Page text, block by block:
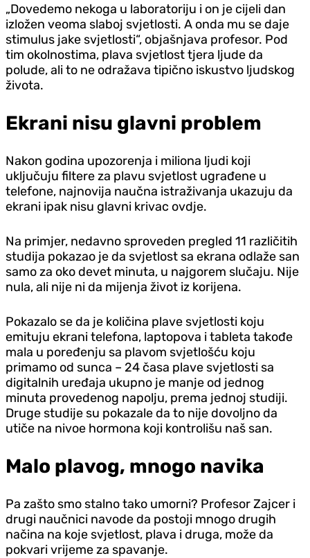
„Dovedemo nekoga u laboratoriju i on je cijeli dan
izložen veoma slaboj svjetlosti. A onda mu se daje
stimulus jake svjetlosti“, objašnjava profesor. Pod
tim okolnostima, plava svjetlost tjera ljude da
polude, ali to ne odražava tipično iskustvo ljudskog
života.
Ekrani nisu glavni problem
Nakon godina upozorenja i miliona ljudi koji
uključuju filtere za plavu svjetlost ugrađene u
telefone, najnovija naučna istraživanja ukazuju da
ekrani ipak nisu glavni krivac ovdje.
Na primjer, nedavno sproveden pregled 11 različitih
studija pokazao je da svjetlost sa ekrana odlaže san
samo za oko devet minuta, u najgorem slučaju. Nije
nula, ali nije ni da mijenja život iz korijena.
Pokazalo se da je količina plave svjetlosti koju
emituju ekrani telefona, laptopova i tableta takođe
mala u poređenju sa plavom svjetlošću koju
primamo od sunca – 24 časa plave svjetlosti sa
digitalnih uređaja ukupno je manje od jednog
minuta provedenog napolju, prema jednoj studiji.
Druge studije su pokazale da to nije dovoljno da
utiče na nivoe hormona koji kontrolišu naš san.
Malo plavog, mnogo navika
Pa zašto smo stalno tako umorni? Profesor Zajcer i
drugi naučnici navode da postoji mnogo drugih
načina na koje svjetlost, plava i druga, može da
pokvari vrijeme za spavanje.